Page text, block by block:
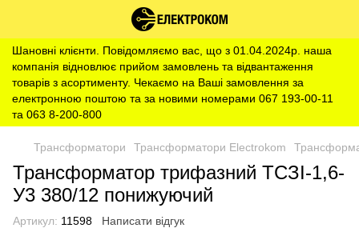
Шановні клієнти. Повідомляємо вас, що з 01.04.2024р. наша
компанія відновлює прийом замовлень та відвантаження
товарів з асортименту. Чекаємо на Ваші замовлення за
електронною поштою та за новими номерами 067 193-00-11
та 063 8-200-800
Трансформатори Трансформатори Electrokom
Трансформатор трифазний ТСЗІ-1,6-
У3 380/12 понижуючий
Артикул: 11598 Написати відгук